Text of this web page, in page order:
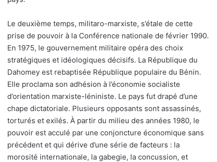
Le deuxième temps, militaro-marxiste, s’étale de cette
prise de pouvoir à la Conférence nationale de février 1990.
En 1975, le gouvernement militaire opéra des choix
stratégiques et idéologiques décisifs. La République du
Dahomey est rebaptisée République populaire du Bénin.
Elle proclama son adhésion à l’économie socialiste
d’orientation marxiste-léniniste. Le pays fut drapé d’une
chape dictatoriale. Plusieurs opposants sont assassinés,
torturés et exilés. À partir du milieu des années 1980, le
pouvoir est acculé par une conjoncture économique sans
précédent et qui dérive d’une série de facteurs : la
morosité internationale, la gabegie, la concussion, et